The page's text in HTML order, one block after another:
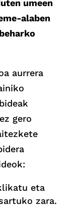
umeen
alaben
aurrera
gero
eta
zara.